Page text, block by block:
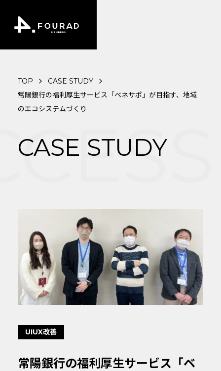
TOP
CASE STUDY
常陽銀行の福利厚生サービス「ベネサポ」が目指す、地域
のエコシステムづくり
CASE STUDY
UIUX改善
常陽銀行の福利厚生サービス「ベ